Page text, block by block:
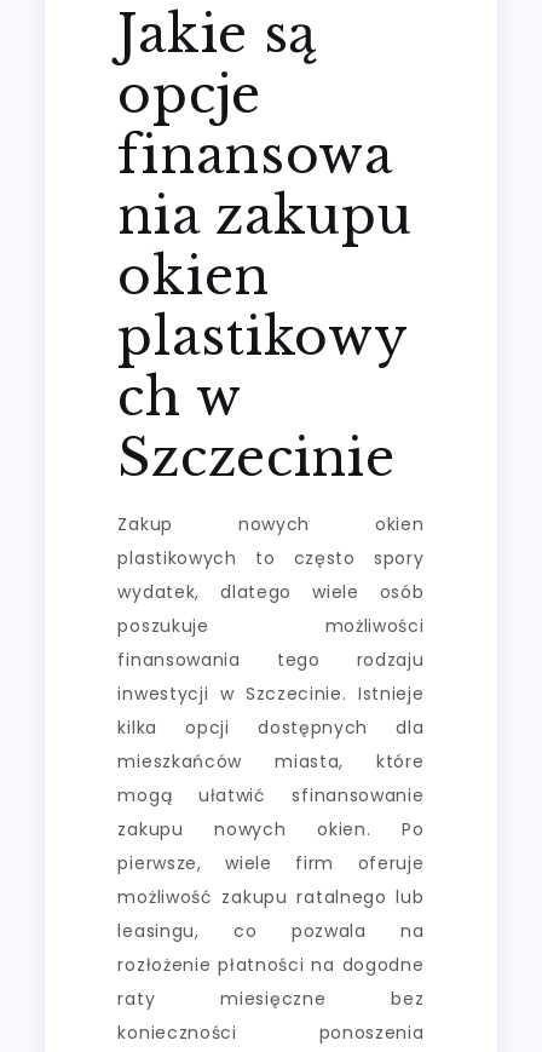
Jakie są
opcje
finansowa
nia zakupu
okien
plastikowy
ch w
Szczecinie
Zakup nowych okien
plastikowych to często spory
wydatek, dlatego wiele osób
poszukuje możliwości
finansowania tego rodzaju
inwestycji w Szczecinie. Istnieje
kilka opcji dostępnych dla
mieszkańców miasta, które
mogą ułatwić sfinansowanie
zakupu nowych okien. Po
pierwsze, wiele firm oferuje
możliwość zakupu ratalnego lub
leasingu, co pozwala na
rozłożenie płatności na dogodne
raty miesięczne bez
konieczności ponoszenia